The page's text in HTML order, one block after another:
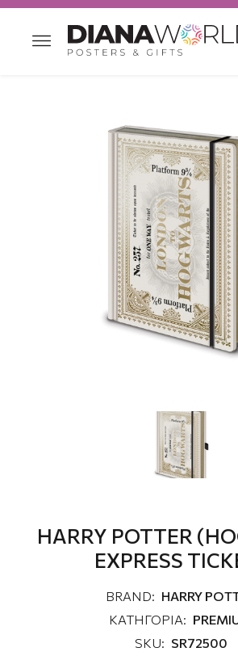
HARRY POTTER
EXPRESS
BRAND: HARRY
ΚΑΤΗΓΟΡΙΑ:
SKU: SR72500